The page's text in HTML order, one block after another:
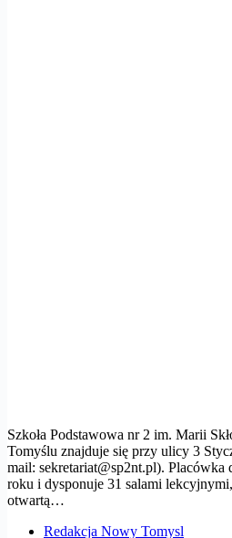
Szkoła Podstawowa nr 2 im. Marii
Tomyślu znajduje się przy ulicy 3
mail: sekretariat@sp2nt.pl). Placówka
roku i dysponuje 31 salami
otwartą…
Redakcja Nowy Tomysl